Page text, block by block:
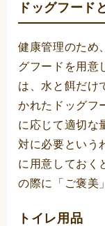
ドッグフード
健康管理のため
グフードを用意
は、水と餌だけ
かれたドッグフ
に応じて適切な
対に必要という
に用意しておく
の際に「ご褒美
トイレ用品